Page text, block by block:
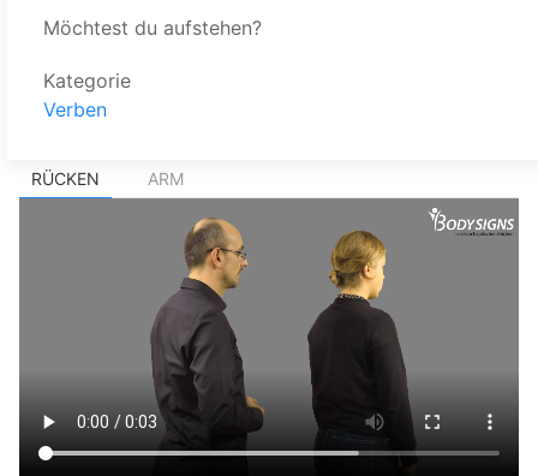
RÜCKEN ARM
Möchtest du aufstehen?
Kategorie
Verben